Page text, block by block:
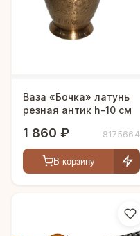
Ваза «Бочка» латунь
резная антик h-10 см
1 860 ₽ 8175664
В корзину